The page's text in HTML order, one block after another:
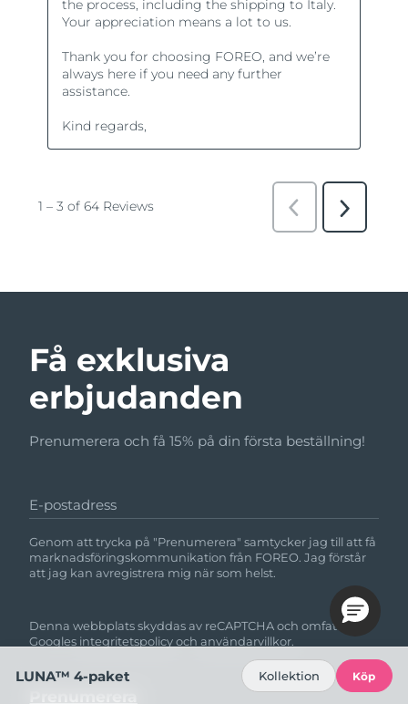
Få exklusiva
erbjudanden
Prenumerera och få 15% på din första beställning!
E-postadress
Genom att trycka på "Prenumerera" samtycker jag till att få
marknadsföringskommunikation från FOREO. Jag förstår
att jag kan avregistrera mig när som helst.
Denna webbplats skyddas av reCAPTCHA och omfattas av
Googles integritetspolicyoch användarvillkor.
LUNA™ 4-paket Kollektion Köp